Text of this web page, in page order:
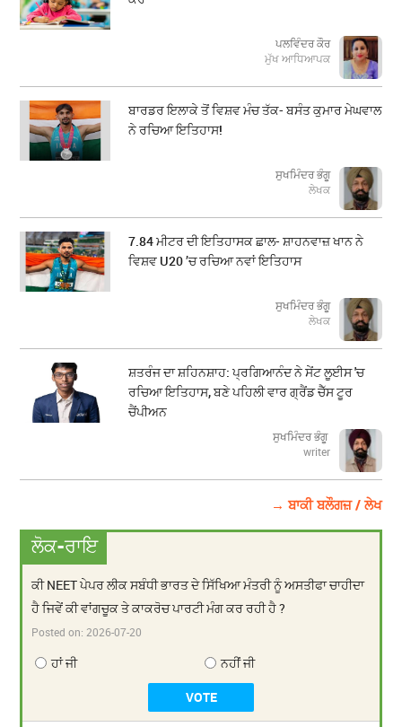
ਪਲਵਿੰਦਰ ਕੌਰ
ਮੁੱਖ ਆਧਿਆਪਕ
ਬਾਰਡਰ ਇਲਾਕੇ ਤੋਂ ਵਿਸ਼ਵ ਮੰਚ ਤੱਕ- ਬਸੰਤ ਕੁਮਾਰ ਮੇਘਵਾਲ
ਨੇ ਰਚਿਆ ਇਤਿਹਾਸ!
ਸੁਖਮਿੰਦਰ ਭੰਗੂ
ਲੇਖਕ
7.84 ਮੀਟਰ ਦੀ ਇਤਿਹਾਸਕ ਛਾਲ- ਸ਼ਾਹਨਵਾਜ਼ ਖਾਨ ਨੇ
ਵਿਸ਼ਵ U20 ’ਚ ਰਚਿਆ ਨਵਾਂ ਇਤਿਹਾਸ
ਸੁਖਮਿੰਦਰ ਭੰਗੂ
ਲੇਖਕ
ਸ਼ਤਰੰਜ ਦਾ ਸ਼ਹਿਨਸ਼ਾਹ: ਪ੍ਰਗਿਆਨੰਦ ਨੇ ਸੇਂਟ ਲੂਈਸ 'ਚ
ਰਚਿਆ ਇਤਿਹਾਸ, ਬਣੇ ਪਹਿਲੀ ਵਾਰ ਗ੍ਰੈਂਡ ਚੈੱਸ ਟੂਰ
ਚੈਂਪੀਅਨ
ਸੁਖਮਿੰਦਰ ਭੰਗੂ
writer
→ ਬਾਕੀ ਬਲੌਗਜ਼ / ਲੇਖ
ਲੋਕ-ਰਾਇ
ਕੀ NEET ਪੇਪਰ ਲੀਕ ਸਬੰਧੀ ਭਾਰਤ ਦੇ ਸਿੱਖਿਆ ਮੰਤਰੀ ਨੂੰ ਅਸਤੀਫਾ ਚਾਹੀਦਾ
ਹੈ ਜਿਵੇਂ ਕੀ ਵਾਂਗਚੂਕ ਤੇ ਕਾਕਰੋਚ ਪਾਰਟੀ ਮੰਗ ਕਰ ਰਹੀ ਹੈ ?
Posted on:2026-07-20
ਹਾਂ ਜੀ ਨਹੀਂ ਜੀ